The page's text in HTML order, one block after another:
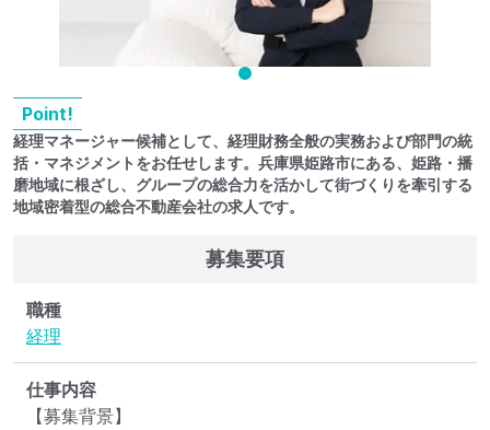
Point!
経理マネージャー候補として、経理財務全般の実務および部門の統
括・マネジメントをお任せします。兵庫県姫路市にある、姫路・播
磨地域に根ざし、グループの総合力を活かして街づくりを牽引する
地域密着型の総合不動産会社の求人です。
募集要項
職種
経理
仕事内容
【募集背景】